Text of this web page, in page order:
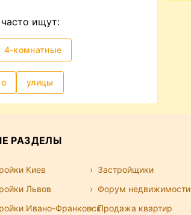
часто ищут:
4-комнатные
улицы
РАЗДЕЛЫ
Киев
Львов
Ивано-Франковск
Застройщики
Форум недвижимости
Продажа квартир